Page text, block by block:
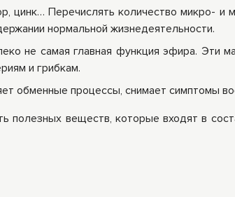
цинк… Перечислять количество микро- и
нормальной жизнедеятельности.
не самая главная функция эфира. Эти
и грибкам.
обменные процессы, снимает симптомы
полезных веществ, которые входят в